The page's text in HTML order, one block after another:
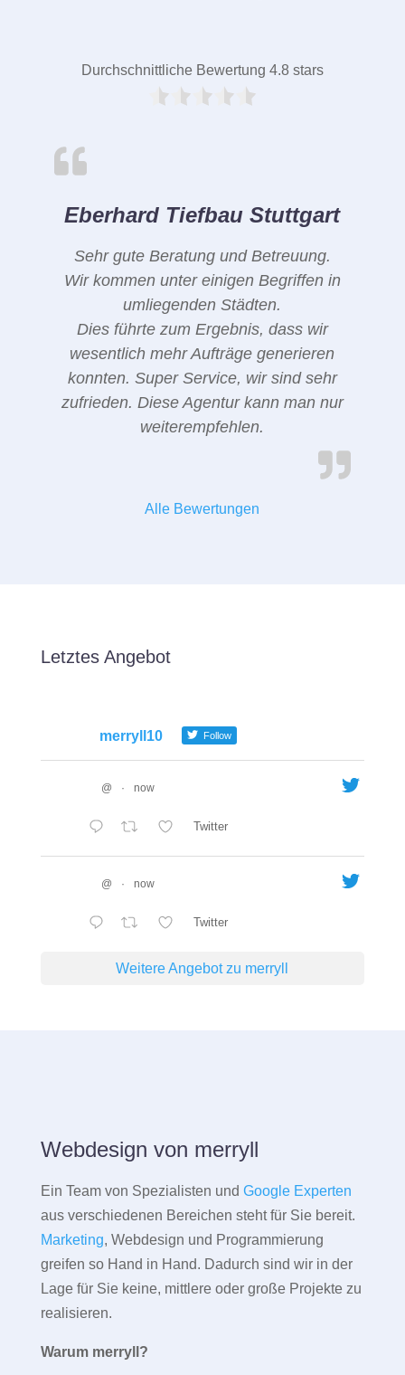
Durchschnittliche Bewertung 4.8 stars
Eberhard Tiefbau Stuttgart
Sehr gute Beratung und Betreuung.
Wir kommen unter einigen Begriffen in
umliegenden Städten.
Dies führte zum Ergebnis, dass wir
wesentlich mehr Aufträge generieren
konnten. Super Service, wir sind sehr
zufrieden. Diese Agentur kann man nur
weiterempfehlen.
Alle Bewertungen
Letztes Angebot
merryll10 Follow
@ · now
Twitter
@ · now
Twitter
Weitere Angebot zu merryll
Webdesign von merryll
Ein Team von Spezialisten und Google Experten
aus verschiedenen Bereichen steht für Sie bereit.
Marketing, Webdesign und Programmierung
greifen so Hand in Hand. Dadurch sind wir in der
Lage für Sie keine, mittlere oder große Projekte zu
realisieren.
Warum merryll?